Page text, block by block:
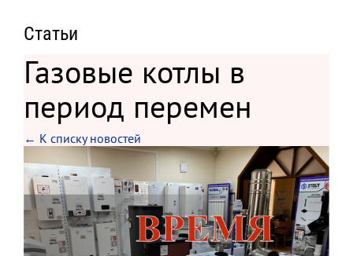
Статьи
Газовые котлы в
период перемен
← К списку новостей